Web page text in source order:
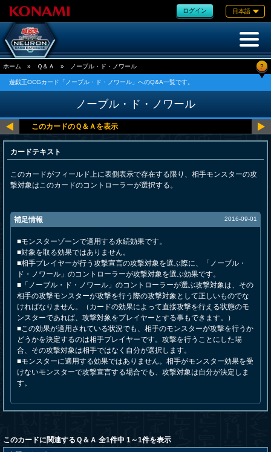
ログイン 日本語
ホーム » Ｑ＆Ａ » ノーブル・ド・ノワール ?
遊戯王OCGカード「ノーブル・ド・ノワール」へのQ&A一覧です。
ノーブル・ド・ノワール
カードテキスト
このカードがフィールド上に表側表示で存在する限り、相手モンスターの攻
撃対象はこのカードのコントローラーが選択する。
補足情報 2016-09-01
■モンスターゾーンで適用する永続効果です。
■対象を取る効果ではありません。
■相手プレイヤーが行う攻撃宣言の攻撃対象を選ぶ際に、「ノーブル・
ド・ノワール」のコントローラーが攻撃対象を選ぶ効果です。
■「ノーブル・ド・ノワール」のコントローラーが選ぶ攻撃対象は、その
相手の攻撃モンスターが攻撃を行う際の攻撃対象として正しいものでな
ければなりません。（カードの効果によって直接攻撃を行える状態のモ
ンスターであれば、攻撃対象をプレイヤーとする事もできます。）
■この効果が適用されている状況でも、相手のモンスターが攻撃を行うか
どうかを決定するのは相手プレイヤーです。攻撃を行うことにした場
合、その攻撃対象は相手ではなく自分が選択します。
■モンスターに適用する効果ではありません。相手がモンスター効果を受
けないモンスターで攻撃宣言する場合でも、攻撃対象は自分が決定しま
す。
このカードに関連するＱ＆Ａ 全1件中 1～1件を表示